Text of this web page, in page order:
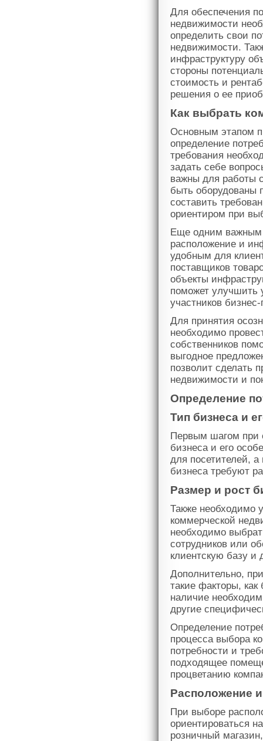
Для обеспечения
недвижимости
определить свои
недвижимости.
инфраструктуру
стороны
стоимость и
решения о ее
Как выбрать
Основным этапом
определение
требования
задать себе
важны для работы
быть оборудованы
составить
ориентиром при
Еще одним важным
расположение и
удобным для
поставщиков
объекты
поможет улучшить
участников
Для принятия
необходимо
собственников
выгодное
позволит сделать
недвижимости и
Определение
Тип бизнеса и
Первым шагом при
бизнеса и его
для посетителей, а
бизнеса требуют
Размер и рост
Также необходимо
коммерческой
необходимо
сотрудников или
клиентскую базу и
Дополнительно,
такие факторы, как
наличие
другие
Определение
процесса выбора
потребности и
подходящее
процветанию
Расположение
При выборе
ориентироваться
розничный